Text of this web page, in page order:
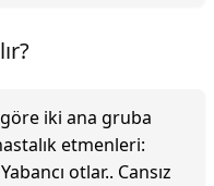
iki ana gruba
etmenleri:
otlar.. Cansız